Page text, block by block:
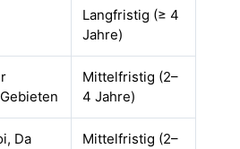
Langfristig (≥ 4
Jahre)
Mittelfristig (2–
4 Jahre)
Da
Mittelfristig (2–